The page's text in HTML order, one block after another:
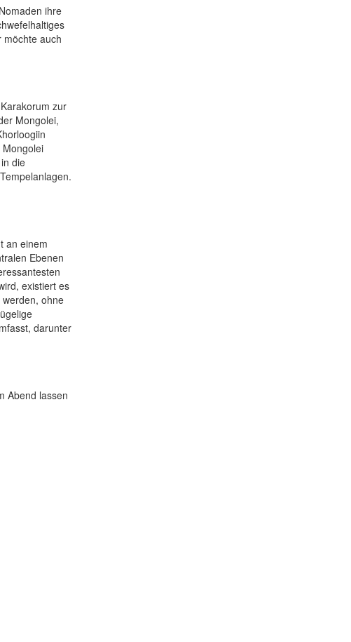
ihre
möchte auch
zur
Mongolei,
die
an einem
Ebenen
existiert es
ohne
darunter
Abend lassen